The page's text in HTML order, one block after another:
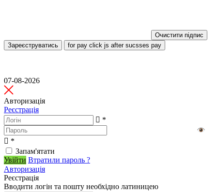
Очистити підпис
Зареєструватись
for pay click js after sucsses pay
07-08-2026
Авторизація
Реєстрація
*
*
Запам'ятати
Увійти Втратили пароль ?
Авторизація
Реєстрація
Вводити логін та пошту необхідно латиницею